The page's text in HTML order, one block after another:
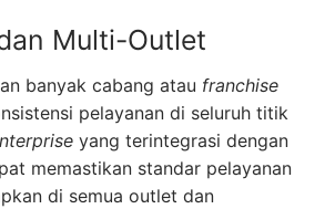
Multi-Outlet
banyak cabang atau franchise
pelayanan di seluruh titik
yang terintegrasi dengan
memastikan standar pelayanan
di semua outlet dan